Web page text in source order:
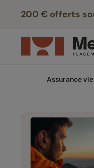
200 € offerts
Assurance vie